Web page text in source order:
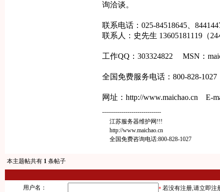
询洽谈。
联系电话： 025-84518645
联系人： 史先生 13605181119 （24
工作QQ ： 303324822 MSN ：
全国免费服务电话： 800-828-1027
网址： http://www.maichao.cn E-
------------------------------
江苏服务器维护网!!!
http://www.maichao.cn
全国免费咨询电话:800-828-1027
本主题帖共有 1 条帖子
用户名： * 若没有注册,请立即注